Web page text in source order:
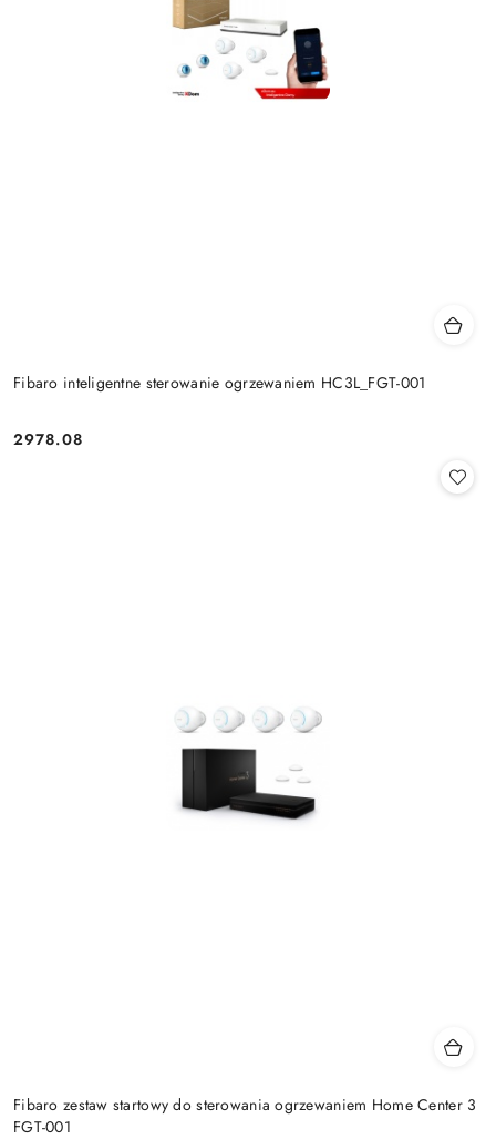
Fibaro inteligentne sterowanie ogrzewaniem HC3L_FGT-001
Cena:
2978.08
Fibaro zestaw startowy do sterowania ogrzewaniem Home Center 3
FGT-001